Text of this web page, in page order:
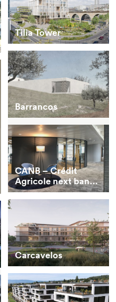
Tilia Tower
Barrancos
CANB – Crédit
Agricole next bank
(Switzerland) SA
Carcavelos